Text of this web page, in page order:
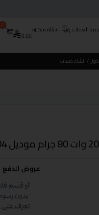
العملاء اسئلة متكررة
0.00
0
/ انشاء حساب
عروض الدفع